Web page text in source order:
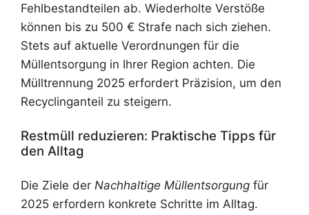
Fehlbestandteilen ab. Wiederholte Verstöße
können bis zu 500 € Strafe nach sich ziehen.
Stets auf aktuelle Verordnungen für die
Müllentsorgung in Ihrer Region achten. Die
Mülltrennung 2025 erfordert Präzision, um den
Recyclinganteil zu steigern.
Restmüll reduzieren: Praktische Tipps für
den Alltag
Die Ziele der Nachhaltige Müllentsorgung für
2025 erfordern konkrete Schritte im Alltag.